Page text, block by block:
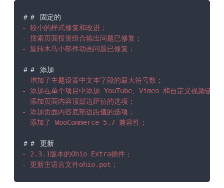
- 较小的样式修复和改进；
- 搜索页面投资组合输出问题已修复；
- 旋转木马小部件动画问题已修复；
- 增加了主题设置中文本字段的最大符号数；
- 添加在单个项目中添加 YouTube、Vimeo 和自定义视频链接
- 添加页面内容顶部边距值的选项；
- 添加页面内容底部边距值的选项；
- 添加了 WooCommerce 5.7 兼容性；
- 2.3.1版本的Ohio Extra插件；
- 更新主语言文件ohio.pot；